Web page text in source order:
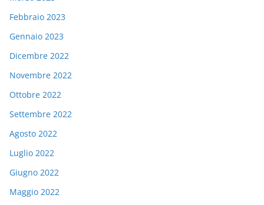
Febbraio 2023
Gennaio 2023
Dicembre 2022
Novembre 2022
Ottobre 2022
Settembre 2022
Agosto 2022
Luglio 2022
Giugno 2022
Maggio 2022